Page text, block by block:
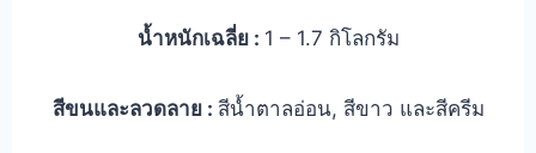
น้ำหนักเฉลี่ย : 1 – 1.7 กิโลกรัม
สีขนและลวดลาย : สีน้ำตาลอ่อน, สีขาว และสีครีม